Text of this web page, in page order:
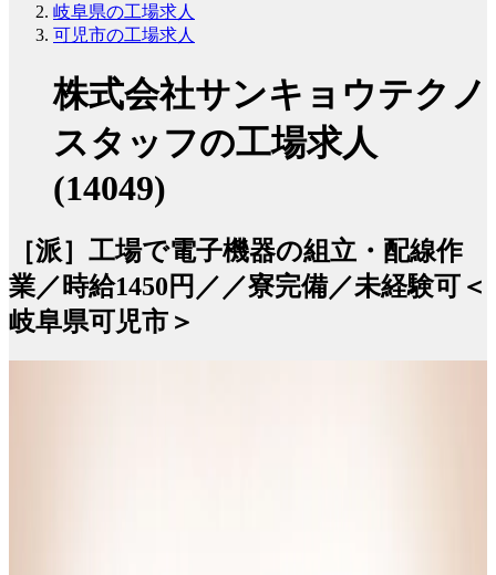
岐阜県の工場求人
可児市の工場求人
株式会社サンキョウテクノ
スタッフの工場求人
(14049)
［派］工場で電子機器の組立・配線作
業／時給1450円／／寮完備／未経験可＜
岐阜県可児市＞